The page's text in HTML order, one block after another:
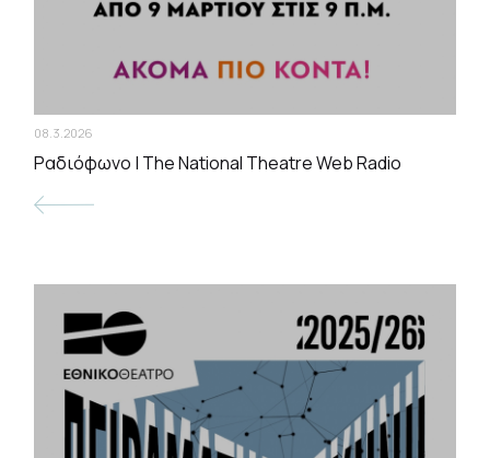
08.3.2026
Ραδιόφωνο | The National Theatre Web Radio